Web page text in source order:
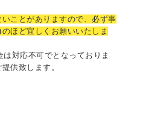
ことがありますので、必ず事
ほど宜しくお願いいたしま
は対応不可でとなっておりま
供致します。